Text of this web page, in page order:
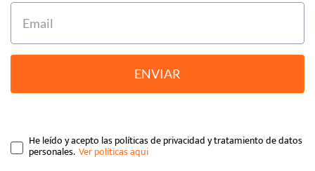
ENVIAR
He leído y acepto las políticas de privacidad y tratamiento de datos
personales.